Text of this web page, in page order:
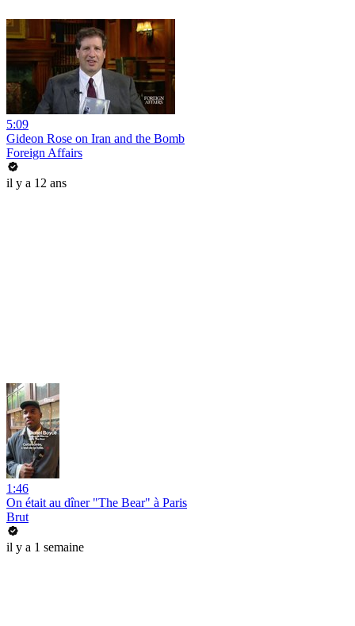
5:09
Gideon Rose on Iran and the Bomb
Foreign Affairs
il y a 12 ans
1:46
On était au dîner "The Bear" à Paris
Brut
il y a 1 semaine